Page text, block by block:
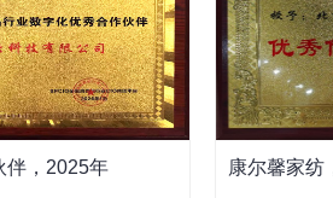
伴，2025年 康尔馨家纺